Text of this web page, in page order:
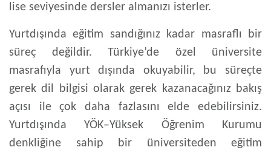
lise seviyesinde dersler almanızı isterler.
Yurtdışında eğitim sandığınız kadar masraflı bir
süreç değildir. Türkiye’de özel üniversite
masrafıyla yurt dışında okuyabilir, bu süreçte
gerek dil bilgisi olarak gerek kazanacağınız bakış
açısı ile çok daha fazlasını elde edebilirsiniz.
Yurtdışında YÖK–Yüksek Öğrenim Kurumu
denkliğine sahip bir üniversiteden eğitim